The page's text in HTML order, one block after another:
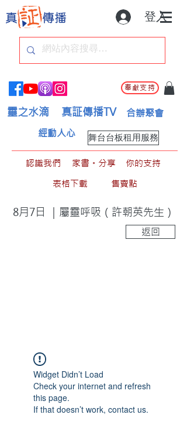
登入
奉獻支持
靈之水滴 真証傳播TV 合辦聚會
舞台台板租用服務
經動人心
認識我們 家書。分享
你的支持
表格下載
售賣點
8月7日 ｜屬靈呼吸（許朝英先生）
返回
Widget Didn’t Load
Check your internet and refresh
this page.
If that doesn’t work, contact us.